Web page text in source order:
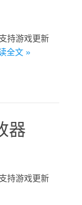
持游戏更新
全文 »
器
持游戏更新